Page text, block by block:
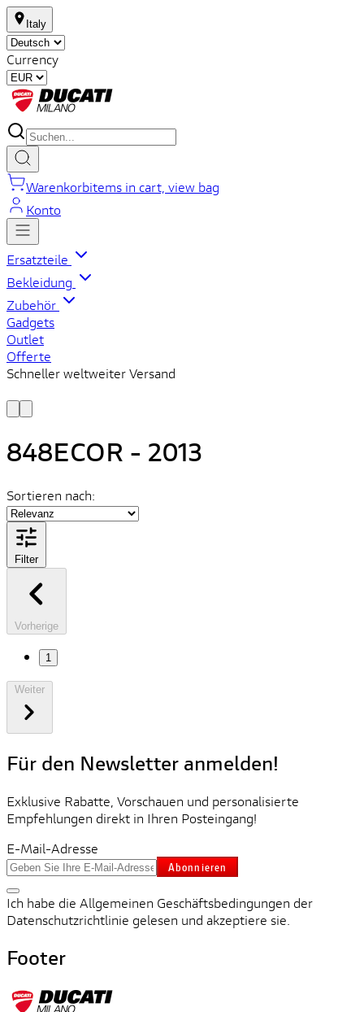
Italy
Currency
Warenkorbitems in cart, view bag
Konto
Ersatzteile
Bekleidung
Zubehör
Gadgets
Outlet
Offerte
Schneller weltweiter Versand
848ECOR - 2013
Sortieren nach:
Filter
Vorherige
1
Für den Newsletter anmelden!
Exklusive Rabatte, Vorschauen und personalisierte
Empfehlungen direkt in Ihren Posteingang!
E-Mail-Adresse
Abonnieren
Ich habe die Allgemeinen Geschäftsbedingungen der
Datenschutzrichtlinie gelesen und akzeptiere sie.
Footer